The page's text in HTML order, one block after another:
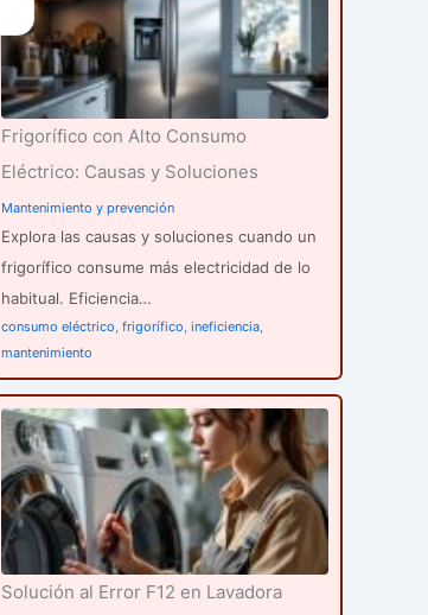
Frigorífico con Alto Consumo
Eléctrico: Causas y Soluciones
Mantenimiento y prevención
Explora las causas y soluciones cuando un
frigorífico consume más electricidad de lo
habitual. Eficiencia…
consumo eléctrico, frigorífico, ineficiencia,
mantenimiento
Solución al Error F12 en Lavadora